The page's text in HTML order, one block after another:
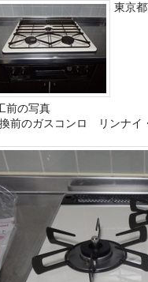
東京
前の写真
前のガスコンロ リンナイ